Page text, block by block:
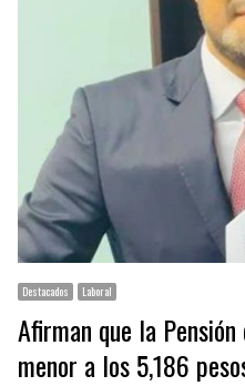
Destacados Laboral
Afirman que la
menor a los 5,186